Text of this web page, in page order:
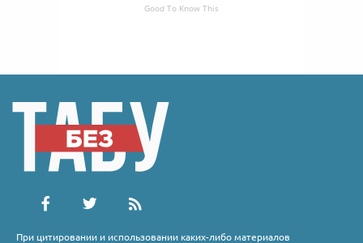
Good To Know This
При цитировании и использовании каких-либо материалов